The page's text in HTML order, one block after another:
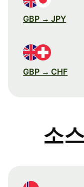
GBP → JPY
GBP → CHF
소